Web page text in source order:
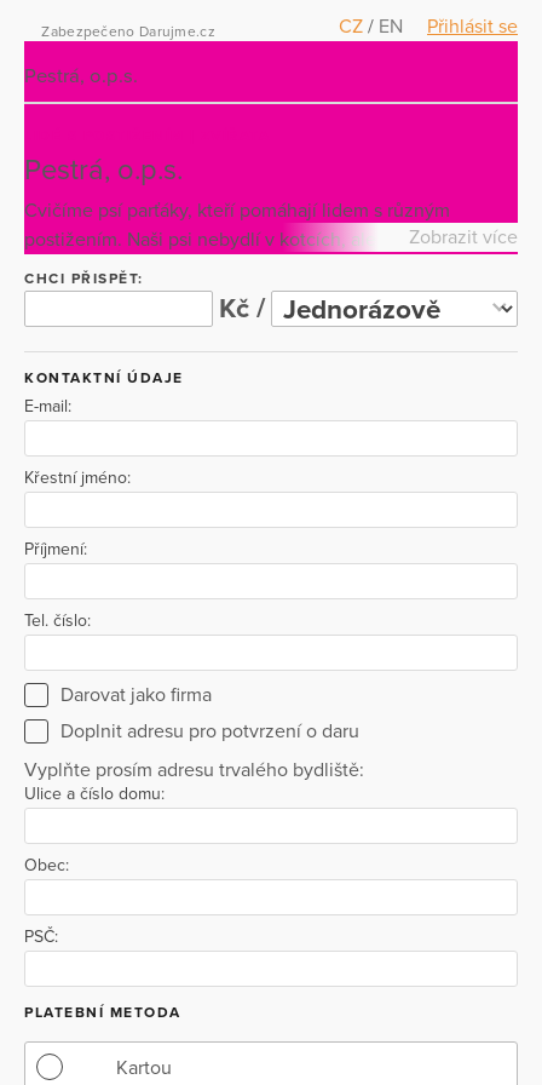
CZ / EN Přihlásit se
Zabezpečeno Darujme.cz
Pestrá, o.p.s.
Pestrá, o.p.s.
Cvičíme psí parťáky, kteří pomáhají lidem s různým
postižením. Naši psi nebydlí v kotcích, ale v našich
domovech a srdcích. Pojďte do toho s námi a přispějte na
výcvik asistenčních psů a větší soběstačnost a
samostatnost dětí a dospělých s postižením.
Zobrazit více
CHCI PŘISPĚT:
Kč /
KONTAKTNÍ ÚDAJE
E-mail:
Křestní jméno:
Příjmení:
Tel. číslo:
Darovat jako firma
Doplnit adresu pro potvrzení o daru
Vyplňte prosím adresu trvalého bydliště:
Ulice a číslo domu:
Obec:
PSČ:
PLATEBNÍ METODA
Kartou